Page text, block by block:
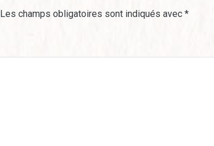
Les champs obligatoires sont indiqués avec *